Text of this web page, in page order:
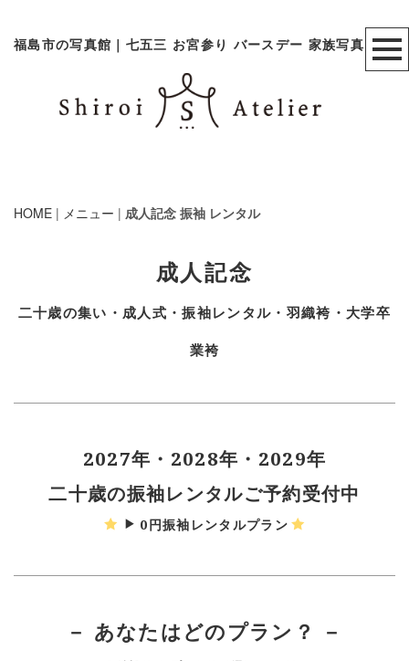
福島市の写真館｜七五三 お宮参り バースデー 家族写真
HOME | メニュー | 成人記念 振袖 レンタル
成人記念
二十歳の集い・成人式・振袖レンタル・羽織袴・大学卒
業袴
2027年・2028年・2029年
二十歳の振袖レンタルご予約受付中
0円振袖レンタルプラン
－ あなたはどのプラン？ －